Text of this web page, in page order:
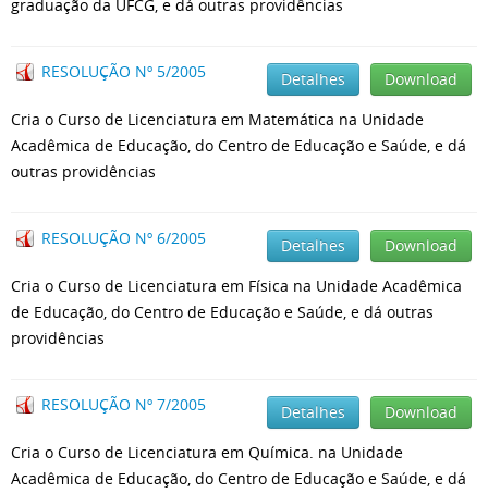
graduação da UFCG, e dá outras providências
RESOLUÇÃO Nº 5/2005 Download
Detalhes
Cria o Curso de Licenciatura em Matemática na Unidade
Acadêmica de Educação, do Centro de Educação e Saúde, e dá
outras providências
RESOLUÇÃO Nº 6/2005 Download
Detalhes
Cria o Curso de Licenciatura em Física na Unidade Acadêmica
de Educação, do Centro de Educação e Saúde, e dá outras
providências
RESOLUÇÃO Nº 7/2005 Download
Detalhes
Cria o Curso de Licenciatura em Química. na Unidade
Acadêmica de Educação, do Centro de Educação e Saúde, e dá